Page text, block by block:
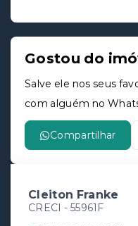
Gostou do
Salve ele nos seus
com alguém no
Compartilhar
Cleiton Franke
CRECI - 55961F